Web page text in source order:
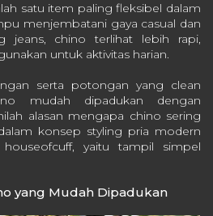
satu item paling fleksibel dalam
menjembatani gaya casual dan
jeans, chino terlihat lebih rapi,
untuk aktivitas harian.
serta potongan yang clean
mudah dipadukan dengan
alasan mengapa chino sering
konsep styling pria modern
yaitu tampil simpel
yang Mudah Dipadukan